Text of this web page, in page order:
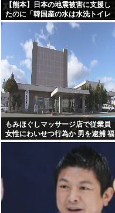
【熊本】日本の地震被害に支援し
たのに「韓国産の水は水洗トイレ
に」
もみほぐしマッサージ店で従業員
女性にわいせつ行為か 男を逮捕 福
島・郡山市